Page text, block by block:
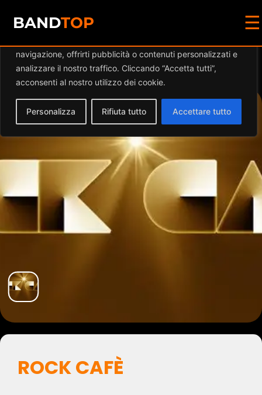
Diamo valore alla tua privacy
navigazione, offrirti pubblicità o contenuti personalizzati e
analizzare il nostro traffico. Cliccando “Accetta tutti”,
acconsenti al nostro utilizzo dei cookie.
Personalizza Rifiuta tutto Accettare tutto
BANDTOP ☰
Events at this location
ROCK CAFÈ